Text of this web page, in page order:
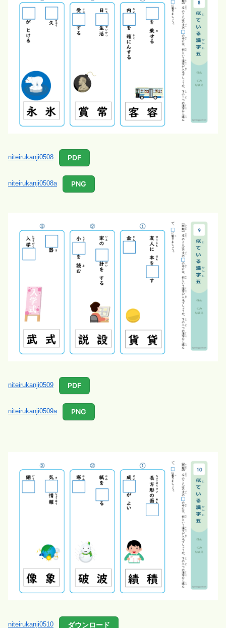
niteirukanji0508 PDF
niteirukanji0508a PNG
niteirukanji0509 PDF
niteirukanji0509a PNG
niteirukanji0510 ダウンロード